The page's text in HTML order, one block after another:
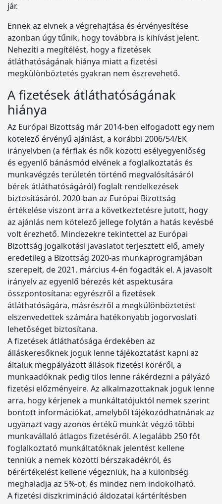
jár.
Ennek az elvnek a végrehajtása és érvényesítése
azonban úgy tűnik, hogy továbbra is kihívást jelent.
Nehezíti a megítélést, hogy a fizetések
átláthatóságának hiánya miatt a fizetési
megkülönböztetés gyakran nem észrevehető.
A fizetések átláthatóságának
hiánya
Az Európai Bizottság már 2014-ben elfogadott egy nem
kötelező érvényű ajánlást, a korábbi 2006/54/EK
irányelvben (a férfiak és nők közötti esélyegyenlőség
és egyenlő bánásmód elvének a foglalkoztatás és
munkavégzés területén történő megvalósításáról
bérek átláthatóságáról) foglalt rendelkezések
biztosításáról. 2020-ban az Európai Bizottság
értékelése viszont arra a következtetésre jutott, hogy
az ajánlás nem kötelező jellege folytán a hatás kevésbé
volt érezhető. Mindezekre tekintettel az Európai
Bizottság jogalkotási javaslatot terjesztett elő, amely
eredetileg a Bizottság 2020-as munkaprogramjában
szerepelt, de 2021. március 4-én fogadták el. A javasolt
irányelv az egyenlő bérezés két aspektusára
összpontosítana: egyrészről a fizetések
átláthatóságára, másrészről a megkülönböztetést
elszenvedettek számára hatékonyabb jogorvoslati
lehetőséget biztosítana.
A fizetések átláthatósága érdekében az
álláskeresőknek joguk lenne tájékoztatást kapni az
általuk megpályázott állások fizetési köréről, a
munkaadóknak pedig tilos lenne rákérdezni a pályázó
fizetési előzményeire. Az alkalmazottaknak joguk lenne
arra, hogy kérjenek a munkáltatójuktól nemek szerint
bontott információkat, amelyből tájékozódhatnának az
ugyanazt vagy azonos értékű munkát végző többi
munkavállaló átlagos fizetéséről. A legalább 250 főt
foglalkoztató munkáltatóknak jelentést kellene
tenniük a nemek közötti bérszakadékról, és
bérértékelést kellene végezniük, ha a különbség
meghaladja az 5%-ot, és mindez nem indokolható.
A fizetési diszkrimináció áldozatai kártérítésben